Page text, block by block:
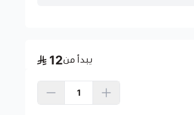
يبدأ من12